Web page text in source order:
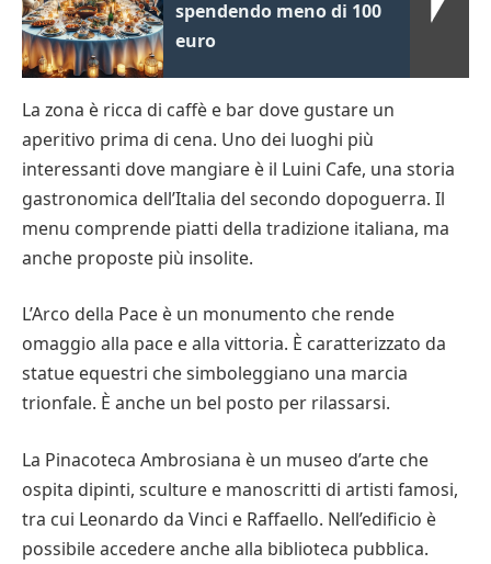
spendendo meno di 100
euro
La zona è ricca di caffè e bar dove gustare un
aperitivo prima di cena. Uno dei luoghi più
interessanti dove mangiare è il Luini Cafe, una storia
gastronomica dell’Italia del secondo dopoguerra. Il
menu comprende piatti della tradizione italiana, ma
anche proposte più insolite.
L’Arco della Pace è un monumento che rende
omaggio alla pace e alla vittoria. È caratterizzato da
statue equestri che simboleggiano una marcia
trionfale. È anche un bel posto per rilassarsi.
La Pinacoteca Ambrosiana è un museo d’arte che
ospita dipinti, sculture e manoscritti di artisti famosi,
tra cui Leonardo da Vinci e Raffaello. Nell’edificio è
possibile accedere anche alla biblioteca pubblica.